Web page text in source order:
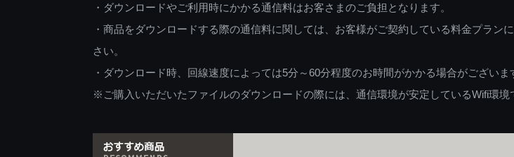
・ダウンロードやご利用時にかかる通信料はお客さまのご負担となります。
・商品をダウンロードする際の通信料に関しては、お客様がご契約している料金プラ
さい。
・ダウンロード時、回線速度によっては5分～60分程度のお時間がかかる場合がございま
※ご購入いただいたファイルのダウンロードの際には、通信環境が安定しているWifi環境